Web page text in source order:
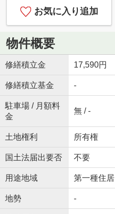
お気に入り追加
物件概要
修繕積立金 17,590円
修繕積立基金 -
駐車場 / 月額料
金
無 / -
土地権利 所有権
国土法届出要否 不要
用途地域 第一種住居
地勢 -